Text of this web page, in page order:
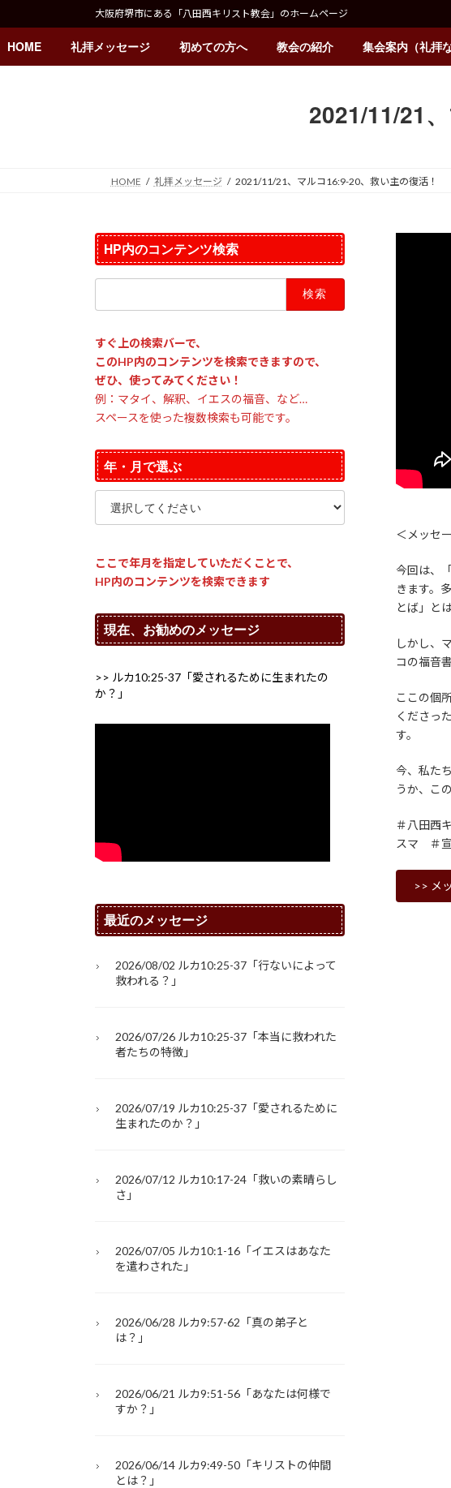
テ
ゲ
大阪府堺市にある「八田西キリスト教会」のホームページ
HOME 礼拝メッセージ 初めての方へ 教会の紹介 集会案内（礼拝
2021/11/21
HOME 礼拝メッセージ 2021/11/21、マルコ16:9-20、救い主の復活！
＜メッセ
今回は、
きます。
とば」と
しかし、
コの福音
ここの個
くださっ
す。
今、私た
うか、こ
＃八田西
スマ ＃
>> メ
HP内のコンテンツ検索
すぐ上の検索バーで、
このHP内のコンテンツを検索できますので、
ぜひ、使ってみてください！
例：マタイ、解釈、イエスの福音、など…
スペースを使った複数検索も可能です。
年・月で選ぶ
ここで年月を指定していただくことで、
HP内のコンテンツを検索できます
現在、お勧めのメッセージ
>> ルカ10:25-37「愛されるために生まれたの
か？」
最近のメッセージ
2026/08/02 ルカ10:25-37「行ないによって
救われる？」
2026/07/26 ルカ10:25-37「本当に救われた
者たちの特徴」
2026/07/19 ルカ10:25-37「愛されるために
生まれたのか？」
2026/07/12 ルカ10:17-24「救いの素晴らし
さ」
2026/07/05 ルカ10:1-16「イエスはあなた
を遣わされた」
2026/06/28 ルカ9:57-62「真の弟子と
は？」
2026/06/21 ルカ9:51-56「あなたは何様で
すか？」
2026/06/14 ルカ9:49-50「キリストの仲間
とは？」